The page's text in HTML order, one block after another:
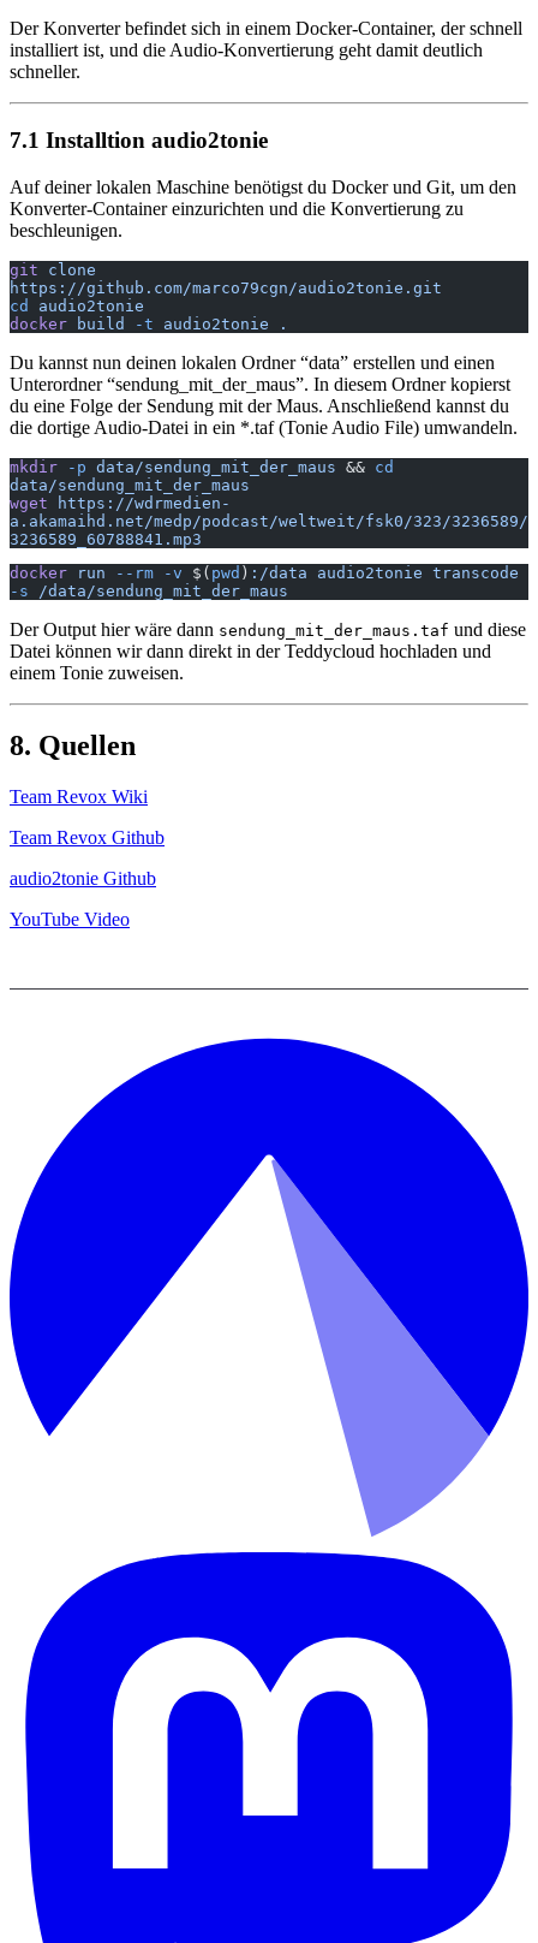
Der Konverter befindet sich in einem Docker-Container, der schnell
installiert ist, und die Audio-Konvertierung geht damit deutlich
schneller.
7.1 Installtion audio2tonie
Auf deiner lokalen Maschine benötigst du Docker und Git, um den
Konverter-Container einzurichten und die Konvertierung zu
beschleunigen.
git clone
https://github.com/marco79cgn/audio2tonie.git
cd
audio2tonie
docker build -t audio2tonie .
Du kannst nun deinen lokalen Ordner “data” erstellen und einen
Unterordner “sendung_mit_der_maus”. In diesem Ordner kopierst
du eine Folge der Sendung mit der Maus. Anschließend kannst du
die dortige Audio-Datei in ein *.taf (Tonie Audio File) umwandeln.
mkdir -p data/sendung_mit_der_maus && cd
data/sendung_mit_der_maus
wget https://wdrmedien-
a.akamaihd.net/medp/podcast/weltweit/fsk0/323/3236589/
3236589_60788841.mp3
docker run --rm -v $( pwd ) :/data audio2tonie transcode
-s /data/sendung_mit_der_maus
Der Output hier wäre dann sendung_mit_der_maus.taf und diese
Datei können wir dann direkt in der Teddycloud hochladen und
einem Tonie zuweisen.
8. Quellen
Team Revox Wiki
Team Revox Github
audio2tonie Github
YouTube Video